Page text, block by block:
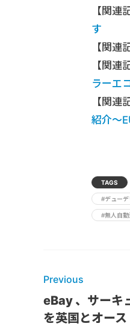
【関連
す
【関連
【関連
ラーエ
【関連
紹介～
TAGS
#デューデ
#無人自動
Previous
eBay 、サーキ
を英国とオー